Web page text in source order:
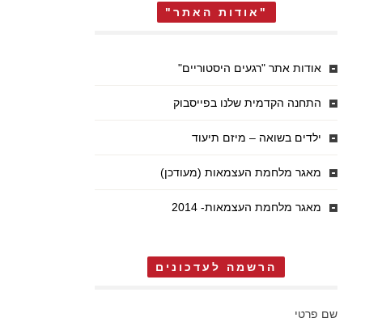
"אודות האתר"
אודות אתר "רגעים היסטוריים"
התחנה הקדמית שלנו בפייסבוק
ילדים בשואה – מיזם תיעוד
מאגר מלחמת העצמאות (מעודכן)
מאגר מלחמת העצמאות- 2014
הרשמה לעדכונים
שם פרטי